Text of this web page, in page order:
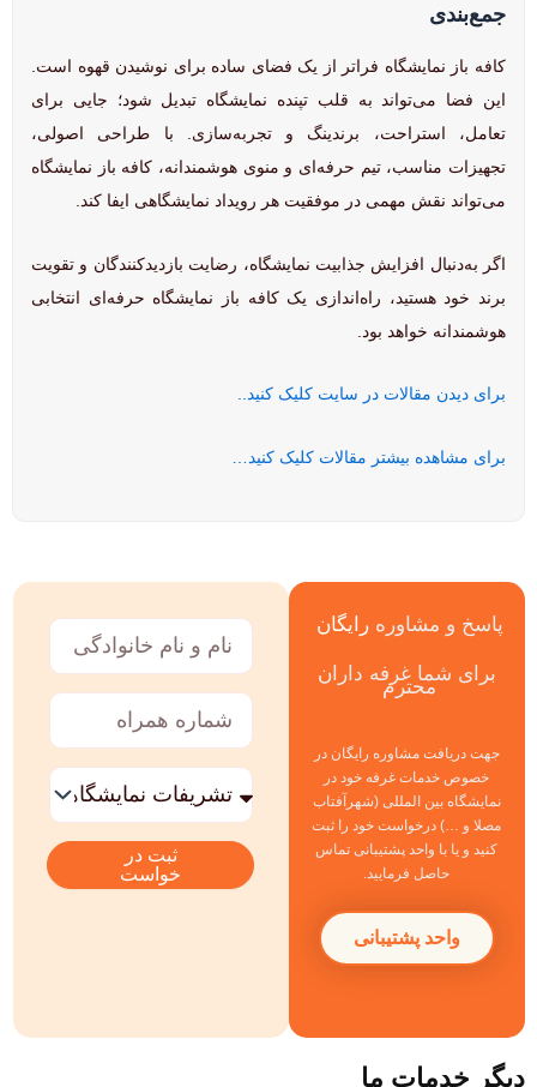
جمع‌بندی
کافه باز نمایشگاه فراتر از یک فضای ساده برای نوشیدن قهوه است.
این فضا می‌تواند به قلب تپنده نمایشگاه تبدیل شود؛ جایی برای
تعامل، استراحت، برندینگ و تجربه‌سازی. با طراحی اصولی،
تجهیزات مناسب، تیم حرفه‌ای و منوی هوشمندانه، کافه باز نمایشگاه
می‌تواند نقش مهمی در موفقیت هر رویداد نمایشگاهی ایفا کند.
اگر به‌دنبال افزایش جذابیت نمایشگاه، رضایت بازدیدکنندگان و تقویت
برند خود هستید، راه‌اندازی یک کافه باز نمایشگاه حرفه‌ای انتخابی
هوشمندانه خواهد بود.
برای دیدن مقالات در سایت کلیک کنید..
برای مشاهده بیشتر مقالات کلیک کنید…
پاسخ و مشاورهرایگان
برای شما غرفه داران
محترم
جهت دریافت مشاوره رایگان در
خصوص خدمات غرفه خود در
نمایشگاه بین المللی (شهرآفتاب
مصلا و …) درخواست خود را ثبت
کنید و یا با واحد پشتیبانی تماس
حاصل فرمایید.
واحد پشتیبانی
نام
نام
خانوادگی
شماره
همراه
خدمات
مورد
نظر
ثبت در
خواست
دیگر خدمات ما